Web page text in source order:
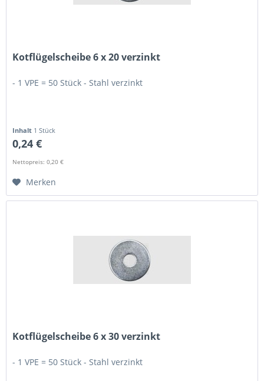
Kotflügelscheibe 6 x 20 verzinkt
- 1 VPE = 50 Stück - Stahl verzinkt
Inhalt 1 Stück
0,24 €
Nettopreis: 0,20 €
Merken
Kotflügelscheibe 6 x 30 verzinkt
- 1 VPE = 50 Stück - Stahl verzinkt